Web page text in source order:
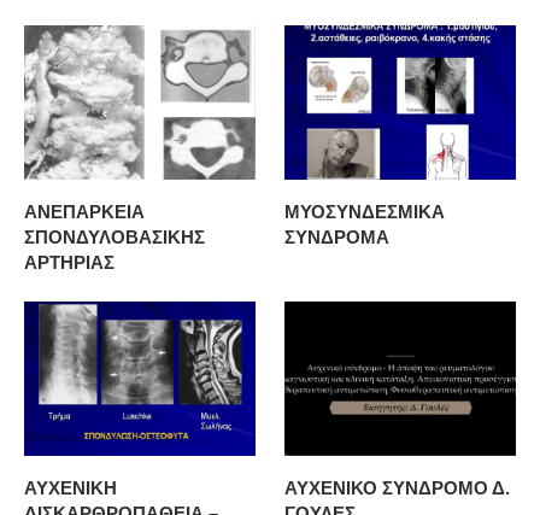
ΑΝΕΠΑΡΚΕΙΑ
ΣΠΟΝΔΥΛΟΒΑΣΙΚΗΣ
ΑΡΤΗΡΙΑΣ
ΜΥΟΣΥΝΔΕΣΜΙΚΑ
ΣΥΝΔΡΟΜΑ
ΑΥΧΕΝΙΚΗ
ΑΥΧΕΝΙΚΟ ΣΥΝΔΡΟΜΟ Δ.